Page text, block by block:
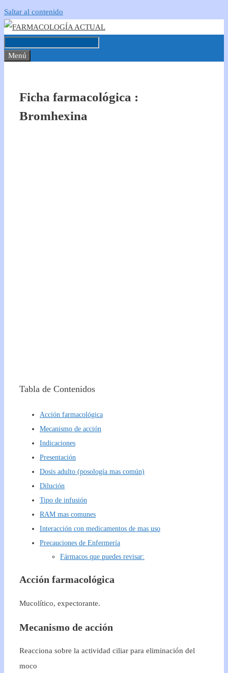
Saltar al contenido
Menú
Ficha farmacológica :
Bromhexina
Tabla de Contenidos
Acción farmacológica
Mecanismo de acción
Indicaciones
Presentación
Dosis adulto (posología mas común)
Dilución
Tipo de infusión
RAM mas comunes
Interacción con medicamentos de mas uso
Precauciones de Enfermería
Fármacos que puedes revisar:
Acción farmacológica
Mucolítico, expectorante.
Mecanismo de acción
Reacciona sobre la actividad ciliar para eliminación del
moco